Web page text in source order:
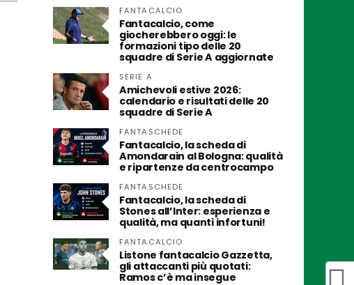
FANTACALCIO
Fantacalcio, come
giocherebbero oggi: le
formazioni tipo delle 20
squadre di Serie A aggiornate
SERIE A
Amichevoli estive 2026:
calendario e risultati delle 20
squadre di Serie A
FANTASCHEDE
Fantacalcio, la scheda di
Amondarain al Bologna: qualità
e ripartenze da centrocampo
FANTASCHEDE
Fantacalcio, la scheda di
Stones all’Inter: esperienza e
qualità, ma quanti infortuni!
FANTACALCIO
Listone fantacalcio Gazzetta,
gli attaccanti più quotati:
Ramos c’è ma insegue